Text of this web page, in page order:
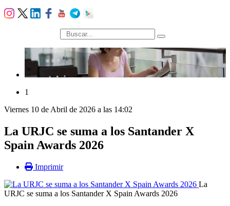
búsqueda
1
Viernes 10 de Abril de 2026 a las 14:02
La URJC se suma a los Santander X
Spain Awards 2026
Imprimir
La
URJC se suma a los Santander X Spain Awards 2026